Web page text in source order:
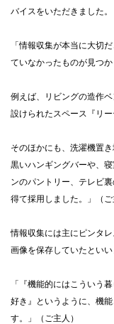
バイスをいただきました。
「情報収集が本当に大切
ていなかったものが見つか
例えば、リビングの造作
設けられたスペース『リ
そのほかにも、洗濯機置
黒いハンギングバーや、
ンのパントリー、テレビ
得て採用しました。」（ご
情報収集には主にピンタ
画像を保存していたといい
「『機能的にはこういう
好き』というように、機
す。」（ご主人）